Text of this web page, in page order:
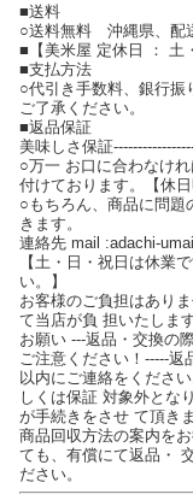
■送料
○送料無料 沖縄県、配
■【美米屋 定休日 ： 土
■支払方法
○代引き手数料、銀行振
ご了承ください。
■返品保証
美味しさ保証
○万一 お口に合わなけ
付けております。【休
○もちろん、商品に問題
きます。
連絡先 mail :adachi-
【土・日・祝日は休業
い。】
お客様のご負担はあり
て当店が負 担いたしま
お願い ---返品・交換の
ご注意ください！-----
以内にご連絡をくださ
しくは保証 対象外とな
が手続きをさせ て頂きま
商品回収方法の案内を
ても、有償にて返品・
ださい。